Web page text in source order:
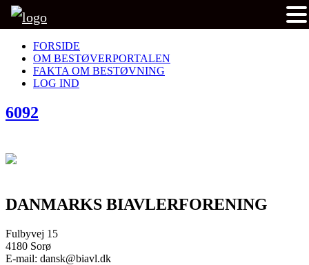
FORSIDE
OM BESTØVERPORTALEN
FAKTA OM BESTØVNING
LOG IND
6092
DANMARKS BIAVLERFORENING
Fulbyvej 15
4180 Sorø
E-mail: dansk@biavl.dk